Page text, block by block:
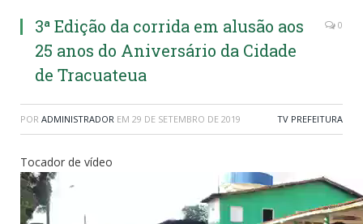
3ª Edição da corrida em alusão aos
25 anos do Aniversário da Cidade
de Tracuateua
0
POR ADMINISTRADOR EM 29 DE SETEMBRO DE 2019 TV PREFEITURA
Tocador de vídeo